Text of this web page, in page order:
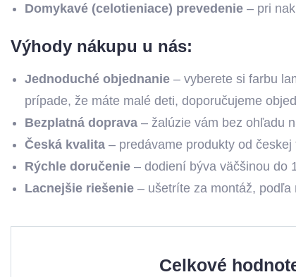
Domykavé (celotieniace) prevedenie – pri
Výhody nákupu u nás:
Jednoduché objednanie – vyberete si farbu
prípade, že máte malé deti, doporučujeme
Bezplatná doprava – žalúzie vám bez ohľadu
Česká kvalita – predávame produkty od
Rýchle doručenie – dodiení býva väčšinou do
Lacnejšie riešenie – ušetríte za montáž, podľa
Celkové